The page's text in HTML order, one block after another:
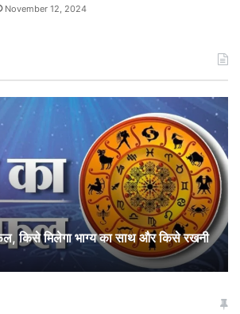
November 12, 2024
किसे मिलेगा भाग्य का साथ और किसे रखनी